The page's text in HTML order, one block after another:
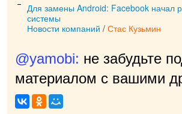
Для замены Android: Facebook начал
системы
Новости компаний / Стас Кузьмин
@yamobi: не забудьте
материалом с вашими